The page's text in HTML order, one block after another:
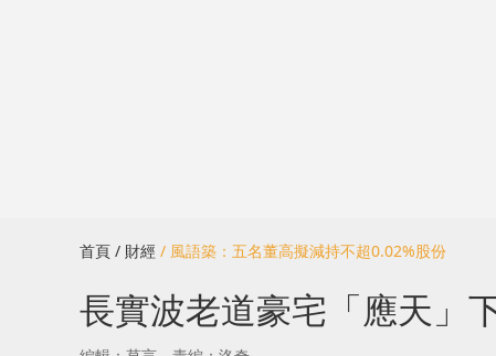
首頁 / 財經 / 風語築：五名董高擬減持不超0.02%股份
長實波老道豪宅「應天」